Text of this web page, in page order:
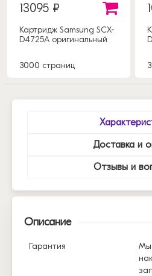
13095 ₽
Картридж Samsung SCX-
D4725A оригинальный
3000 страниц
Доставка и
Отзывы и
Описание
Гарантия
Мы